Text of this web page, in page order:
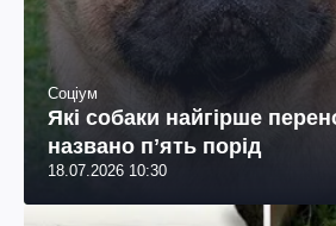
Соціум
Які собаки найгірше
названо пʼять порід
18.07.2026 10:30